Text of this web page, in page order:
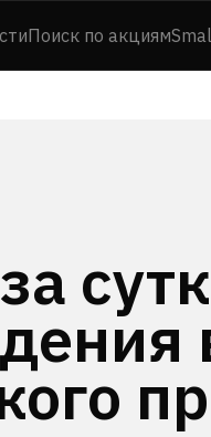
Поиск по акциям